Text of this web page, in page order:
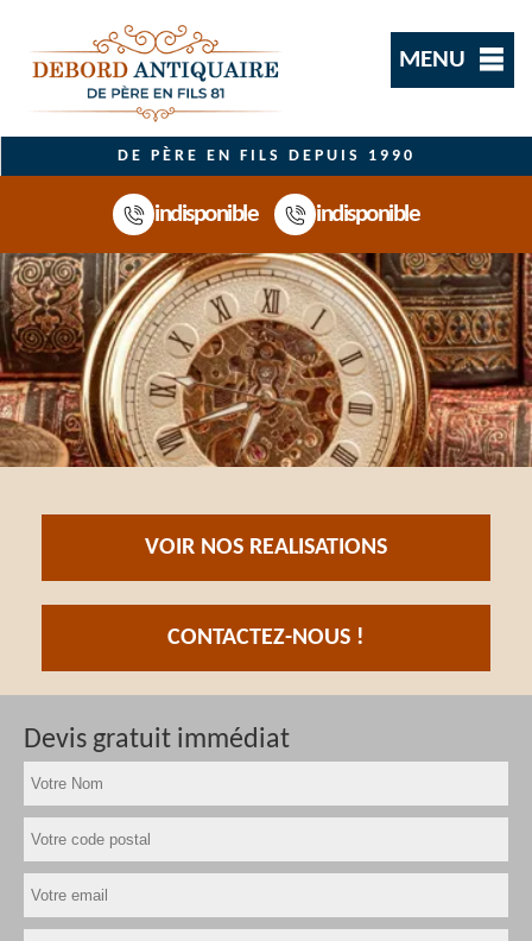
MENU
DE PÈRE EN FILS DEPUIS 1990
indisponible indisponible
VOIR NOS REALISATIONS
CONTACTEZ-NOUS !
Devis gratuit immédiat